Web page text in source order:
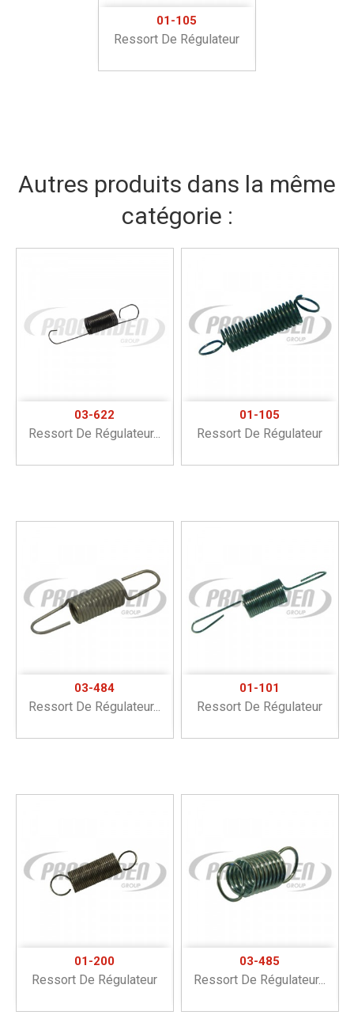
01-105
Ressort De Régulateur
Autres produits dans la même
catégorie :
03-622
Ressort De Régulateur...
01-105
Ressort De Régulateur
03-484
Ressort De Régulateur...
01-101
Ressort De Régulateur
01-200
Ressort De Régulateur
03-485
Ressort De Régulateur...